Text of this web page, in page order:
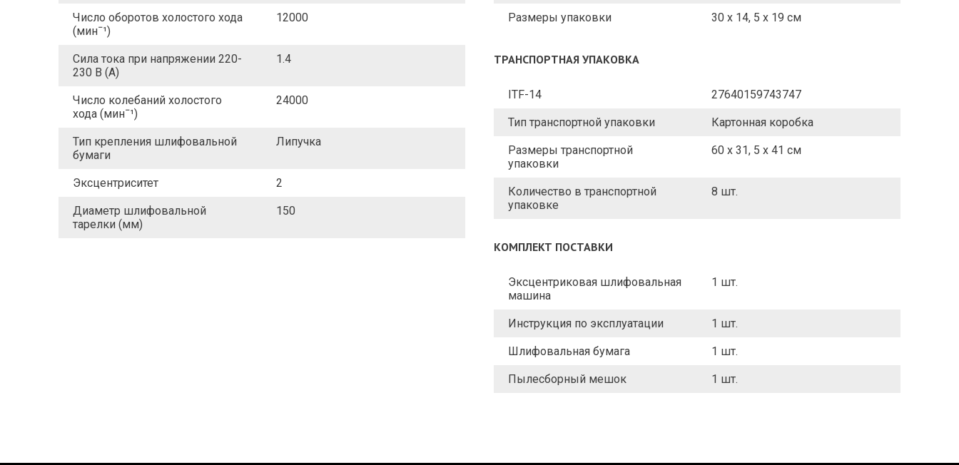
Число оборотов холостого хода
(минˉ¹)
12000
Сила тока при напряжении 220-
230 В (А)
1.4
Число колебаний холостого
хода (минˉ¹)
24000
Тип крепления шлифовальной
бумаги
Липучка
Эксцентриситет 2
Диаметр шлифовальной
тарелки (мм)
150
Размеры упаковки 30 x 14, 5 x 19 cм
ТРАНСПОРТНАЯ УПАКОВКА
ITF-14 27640159743747
Тип транспортной упаковки Картонная коробка
Размеры транспортной
упаковки
60 x 31, 5 x 41 cм
Количество в транспортной
упаковке
8 шт.
КОМПЛЕКТ ПОСТАВКИ
Эксцентриковая шлифовальная
машина
1 шт.
Инструкция по эксплуатации 1 шт.
Шлифовальная бумага 1 шт.
Пылесборный мешок 1 шт.